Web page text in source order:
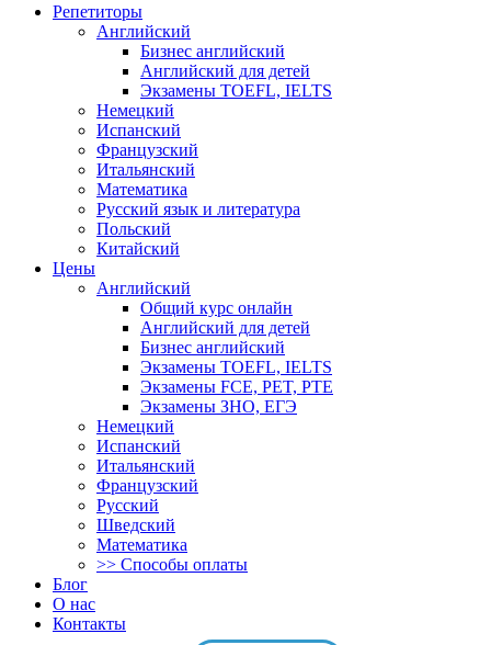
Репетиторы
Английский
Бизнес английский
Английский для детей
Экзамены TOEFL, IELTS
Немецкий
Испанский
Французский
Итальянский
Математика
Русский язык и литература
Польский
Китайский
Цены
Английский
Общий курс онлайн
Английский для детей
Бизнес английский
Экзамены TOEFL, IELTS
Экзамены FCE, PET, PTE
Экзамены ЗНО, ЕГЭ
Немецкий
Испанский
Итальянский
Французский
Русский
Шведский
Математика
>> Способы оплаты
Блог
О нас
Контакты